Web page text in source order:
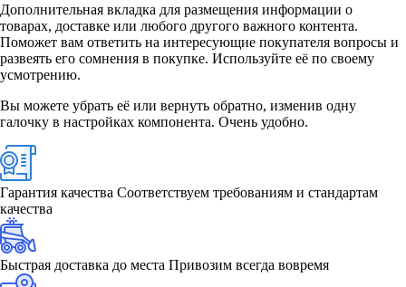
Дополнительная вкладка для размещения информации о
товарах, доставке или любого другого важного контента.
Поможет вам ответить на интересующие покупателя вопросы и
развеять его сомнения в покупке. Используйте её по своему
усмотрению.
Вы можете убрать её или вернуть обратно, изменив одну
галочку в настройках компонента. Очень удобно.
Гарантия качества Соответствуем требованиям и стандартам
качества
Быстрая доставка до места Привозим всегда вовремя